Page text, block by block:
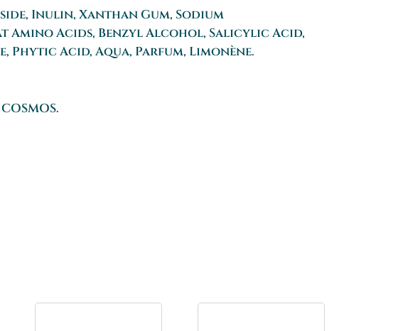
Inulin, Xanthan Gum, Sodium
Amino Acids, Benzyl Alcohol, Salicylic Acid,
Phytic Acid, Aqua, Parfum, Limonène.